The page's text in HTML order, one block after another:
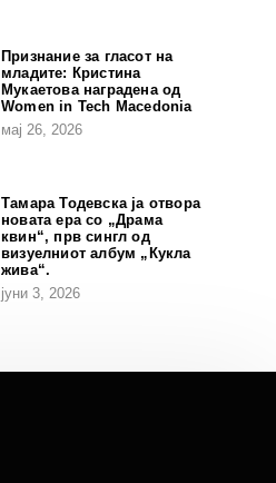
Признание за гласот на
младите: Кристина
Мукаетова наградена од
Women in Tech Macedonia
мај 26, 2026
Тамара Тодевска ја отвора
новата ера со „Драма
квин“, прв сингл од
визуелниот албум „Кукла
жива“.
јуни 3, 2026